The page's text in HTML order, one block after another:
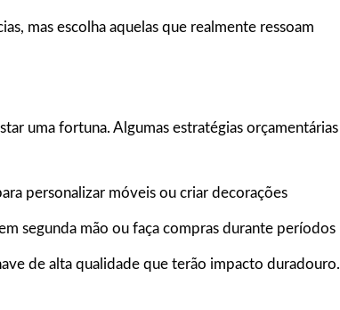
mas escolha aquelas que realmente ressoam
uma fortuna. Algumas estratégias orçamentárias
personalizar móveis ou criar decorações
segunda mão ou faça compras durante períodos
de alta qualidade que terão impacto duradouro.